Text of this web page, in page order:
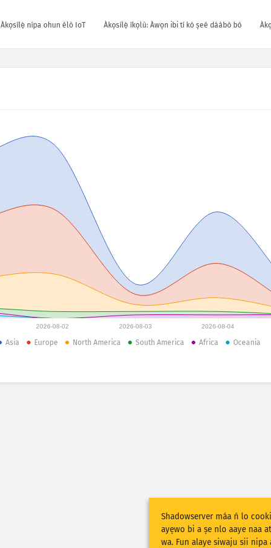
Àkọsílẹ̀ nípa ohun èlò IoT Àkọsílẹ̀ ìkọlù: Àwọn ibi tí kò ṣeé dáàbò bò
2026-08-02 2026-08-03 2026-08-04
Asia Europe North America South America Africa Oceania
Shadowserver máa ń lo
ayẹwo bi a ṣe nlo aaye naa
wa. Fun alaye siwaju sii